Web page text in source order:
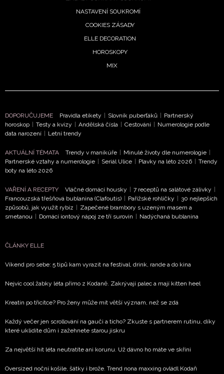
NASTAVENÍ SOUKROMÍ
COOKIES ZÁSADY
ELLE DECORATION
HOROSKOPY
MIX
DOPORUČUJEME Pravidla etikety | Slovník puberťáků | Partnerský
horoskop | Testy a kvízy | Andělská čísla | Cestování | Numerologie podle
data narození | Letní trendy
AKTUÁLNÍ TÉMATA Trendy v manikúře | Minulé životy dle numerologie |
Partnerské vztahy a numerologie | Seriál Ulice | Plavky na léto 2026 | Trendy
boty na léto 2026
VAŘENÍ A RECEPTY Vláčné domácí housky | 7 receptů na salátové zálivky |
Francouzská třešňová bublanina (Clafoutis) | Pařížské rohlíčky | 30 nejlepších
způsobů, jak využít rybíz | Zapečené brambory s uzeným masem a
smetanou | Domácí iontový nápoj ze tří surovin | Nadýchaná bublanina
ČLÁNKY ELLE
Víkend pro sebe: 5 tipů kam vyrazit na festival, drink, rande a do kina
Nejvíc cool žabky léta přímo z Kodaně. Zakrývají palec a mají kitten heel
Kreatin po třicítce? Pro ženy může mít větší význam, než se zdá
Každý večer jen scrollování na gauči a ticho? Zkuste s partnerem rutinu, díky
které uklidíte dům i zažehnete starou jiskru
Za největší hit léta neutratíte ani korunu. Už dávno ho máte ve skříni
Oversized noční košile, šátky i brože. Trend nona maxxing ovládl Kodaň